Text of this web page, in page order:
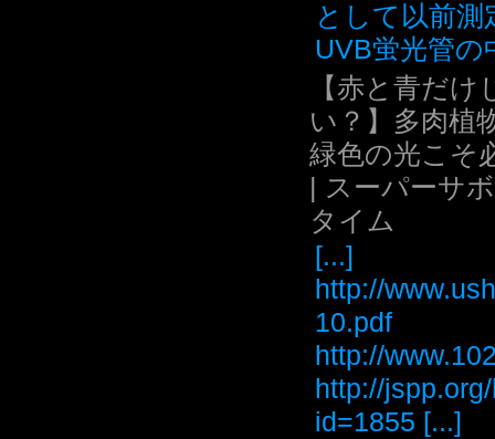
として以前測
UVB蛍光管の
【赤と青だけ
い？】多肉植
緑色の光こそ
| スーパーサ
タイム
[...]
http://
10.pdf
http://
http://
id=1855 [...]